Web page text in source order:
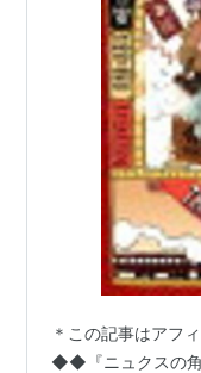
SAD GiRL（未
＊この記事はアフ
◆◆『ニュクスの角